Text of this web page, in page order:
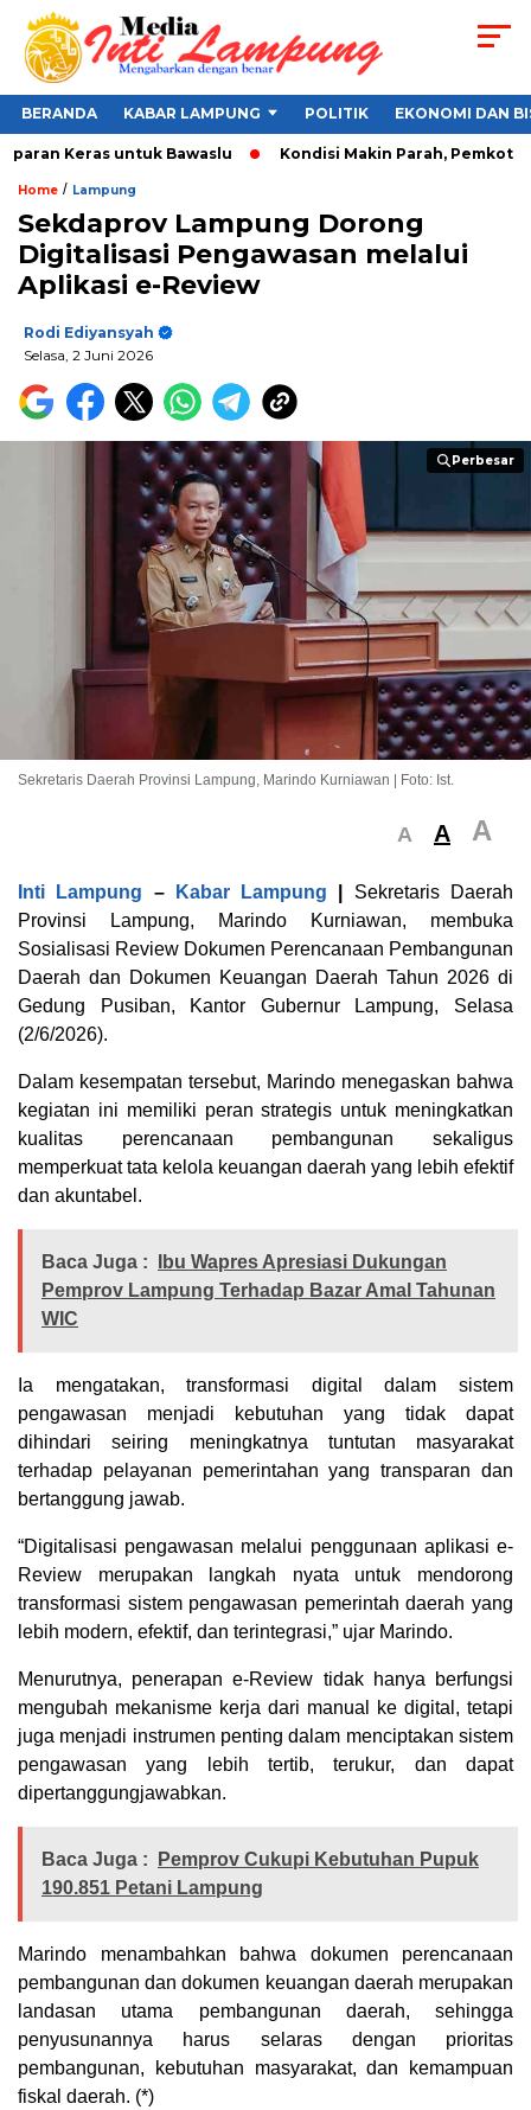
BERANDA KABAR LAMPUNG POLITIK EKONOMI DAN
Keras untuk Bawaslu Kondisi Makin Parah, Pemkot
Home / Lampung
Sekdaprov Lampung Dorong
Digitalisasi Pengawasan melalui
Aplikasi e-Review
Rodi Ediyansyah
Selasa, 2 Juni 2026
Perbesar
Perbesar
Sekretaris Daerah Provinsi Lampung, Marindo Kurniawan | Foto: Ist.
A A A
Inti Lampung – Kabar Lampung
Sekretaris Daerah
Provinsi Lampung, Marindo Kurniawan, membuka
Sosialisasi Review Dokumen Perencanaan Pembangunan
Daerah dan Dokumen Keuangan Daerah Tahun 2026 di
Gedung Pusiban, Kantor Gubernur Lampung, Selasa
(2/6/2026).
Dalam kesempatan tersebut, Marindo menegaskan bahwa
kegiatan ini memiliki peran strategis untuk meningkatkan
kualitas perencanaan pembangunan sekaligus
memperkuat tata kelola keuangan daerah yang lebih efektif
dan akuntabel.
Baca Juga :
Ibu Wapres Apresiasi Dukungan
Pemprov Lampung Terhadap Bazar Amal Tahunan
WIC
Ia mengatakan, transformasi digital dalam sistem
pengawasan menjadi kebutuhan yang tidak dapat
dihindari seiring meningkatnya tuntutan masyarakat
terhadap pelayanan pemerintahan yang transparan dan
bertanggung jawab.
“Digitalisasi pengawasan melalui penggunaan aplikasi e-
Review merupakan langkah nyata untuk mendorong
transformasi sistem pengawasan pemerintah daerah yang
lebih modern, efektif, dan terintegrasi,” ujar Marindo.
Menurutnya, penerapan e-Review tidak hanya berfungsi
mengubah mekanisme kerja dari manual ke digital, tetapi
juga menjadi instrumen penting dalam menciptakan sistem
pengawasan yang lebih tertib, terukur, dan dapat
dipertanggungjawabkan.
Baca Juga :
Pemprov Cukupi Kebutuhan Pupuk
190.851 Petani Lampung
Marindo menambahkan bahwa dokumen perencanaan
pembangunan dan dokumen keuangan daerah merupakan
landasan utama pembangunan daerah, sehingga
penyusunannya harus selaras dengan prioritas
pembangunan, kebutuhan masyarakat, dan kemampuan
fiskal daerah. (*)